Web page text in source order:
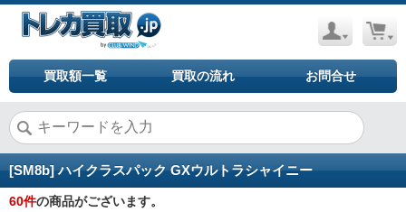
買取額一覧 買取の流れ お問合せ
[SM8b] ハイクラスパック GXウルトラシャイニー
60件の商品がございます。